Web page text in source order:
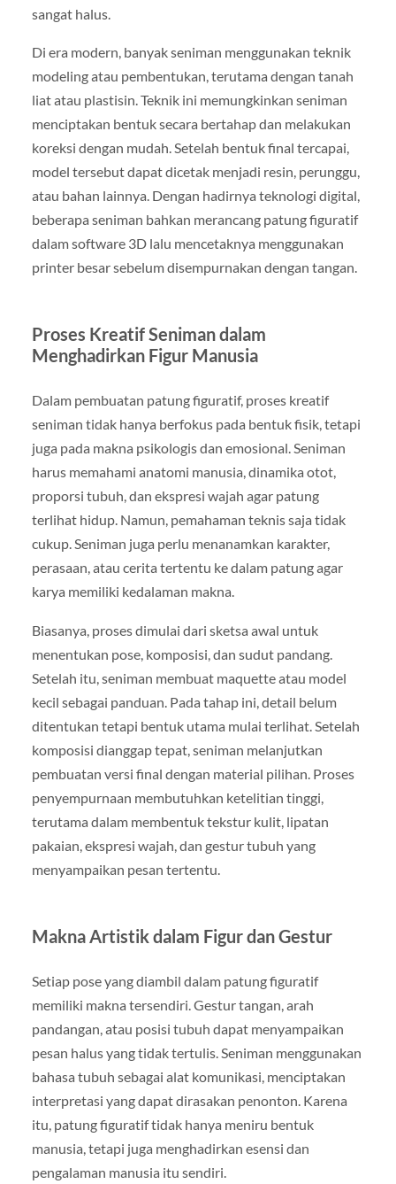
sangat halus.
Di era modern, banyak seniman menggunakan teknik
modeling atau pembentukan, terutama dengan tanah
liat atau plastisin. Teknik ini memungkinkan seniman
menciptakan bentuk secara bertahap dan melakukan
koreksi dengan mudah. Setelah bentuk final tercapai,
model tersebut dapat dicetak menjadi resin, perunggu,
atau bahan lainnya. Dengan hadirnya teknologi digital,
beberapa seniman bahkan merancang patung figuratif
dalam software 3D lalu mencetaknya menggunakan
printer besar sebelum disempurnakan dengan tangan.
Proses Kreatif Seniman dalam
Menghadirkan Figur Manusia
Dalam pembuatan patung figuratif, proses kreatif
seniman tidak hanya berfokus pada bentuk fisik, tetapi
juga pada makna psikologis dan emosional. Seniman
harus memahami anatomi manusia, dinamika otot,
proporsi tubuh, dan ekspresi wajah agar patung
terlihat hidup. Namun, pemahaman teknis saja tidak
cukup. Seniman juga perlu menanamkan karakter,
perasaan, atau cerita tertentu ke dalam patung agar
karya memiliki kedalaman makna.
Biasanya, proses dimulai dari sketsa awal untuk
menentukan pose, komposisi, dan sudut pandang.
Setelah itu, seniman membuat maquette atau model
kecil sebagai panduan. Pada tahap ini, detail belum
ditentukan tetapi bentuk utama mulai terlihat. Setelah
komposisi dianggap tepat, seniman melanjutkan
pembuatan versi final dengan material pilihan. Proses
penyempurnaan membutuhkan ketelitian tinggi,
terutama dalam membentuk tekstur kulit, lipatan
pakaian, ekspresi wajah, dan gestur tubuh yang
menyampaikan pesan tertentu.
Makna Artistik dalam Figur dan Gestur
Setiap pose yang diambil dalam patung figuratif
memiliki makna tersendiri. Gestur tangan, arah
pandangan, atau posisi tubuh dapat menyampaikan
pesan halus yang tidak tertulis. Seniman menggunakan
bahasa tubuh sebagai alat komunikasi, menciptakan
interpretasi yang dapat dirasakan penonton. Karena
itu, patung figuratif tidak hanya meniru bentuk
manusia, tetapi juga menghadirkan esensi dan
pengalaman manusia itu sendiri.